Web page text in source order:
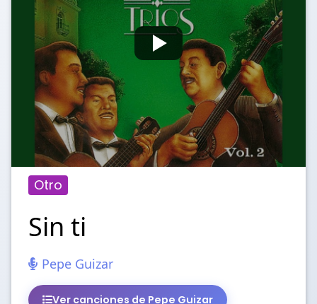
Otro
Sin ti
Pepe Guizar
Ver canciones de Pepe Guizar